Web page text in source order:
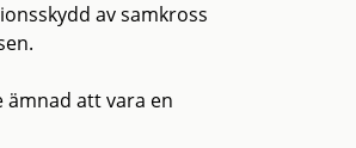
av samkross
att vara en